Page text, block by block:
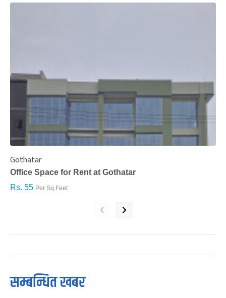
Gothatar
Office Space for Rent at Gothatar
Rs. 55 Per Sq.Feet
‹ ›
सम्बन्धित खबर